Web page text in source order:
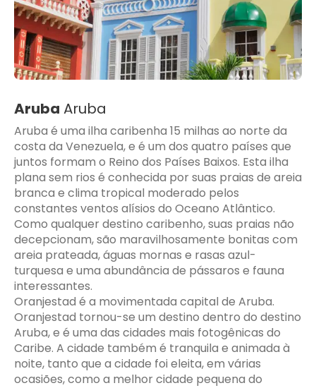
Aruba Aruba
Aruba é uma ilha caribenha 15 milhas ao norte da
costa da Venezuela, e é um dos quatro países que
juntos formam o Reino dos Países Baixos. Esta ilha
plana sem rios é conhecida por suas praias de areia
branca e clima tropical moderado pelos
constantes ventos alísios do Oceano Atlântico.
Como qualquer destino caribenho, suas praias não
decepcionam, são maravilhosamente bonitas com
areia prateada, águas mornas e rasas azul-
turquesa e uma abundância de pássaros e fauna
interessantes.
Oranjestad é a movimentada capital de Aruba.
Oranjestad tornou-se um destino dentro do destino
Aruba, e é uma das cidades mais fotogênicas do
Caribe. A cidade também é tranquila e animada à
noite, tanto que a cidade foi eleita, em várias
ocasiões, como a melhor cidade pequena do